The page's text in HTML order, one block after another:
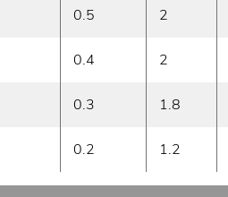
0.5 2
0.4 2
0.3 1.8
0.2 1.2